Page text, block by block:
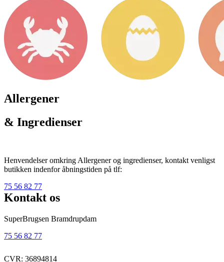
Allergener
& Ingredienser
Henvendelser omkring Allergener og ingredienser, kontakt venligst
butikken indenfor åbningstiden på tlf:
75 56 82 77
Kontakt os
SuperBrugsen Bramdrupdam
75 56 82 77
CVR: 36894814